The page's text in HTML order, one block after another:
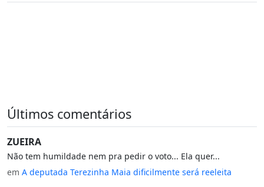
Últimos comentários
ZUEIRA
Não tem humildade nem pra pedir o voto... Ela quer...
em A deputada Terezinha Maia dificilmente será reeleita